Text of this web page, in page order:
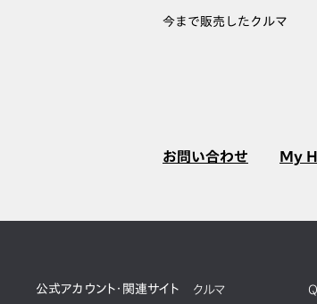
今まで販売したクルマ
お問い合わせ My
公式アカウント・関連サイト クルマ